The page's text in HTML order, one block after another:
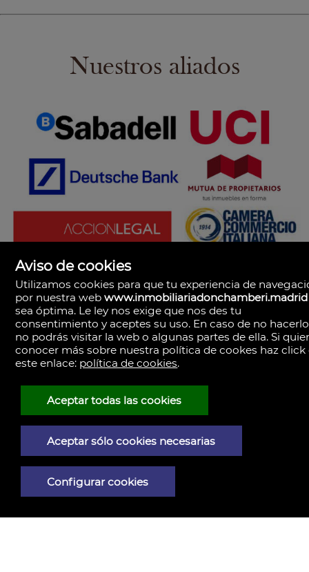
Nuestros aliados
Madrid
Paseo del General Martínez Campos, 23.
28010
Central de Gestión y firmas
Calle de Santa Engracia, 23. 28010
Cita previa
Madrid
Cita previa
Aviso de cookies
Utilizamos cookies para que tu experiencia de
por nuestra webwww.inmobiliariadonchamberi.madrid
sea óptima. Le ley nos exige que nos des tu
consentimiento y aceptes su uso. En caso de no hacerlo
no podrás visitar la web o algunas partes de ella. Si
conocer más sobre nuestra política de cookes haz click
este enlace: política de cookies.
Aceptar todas las cookies
Aceptar sólo cookies necesarias
Configurar cookies